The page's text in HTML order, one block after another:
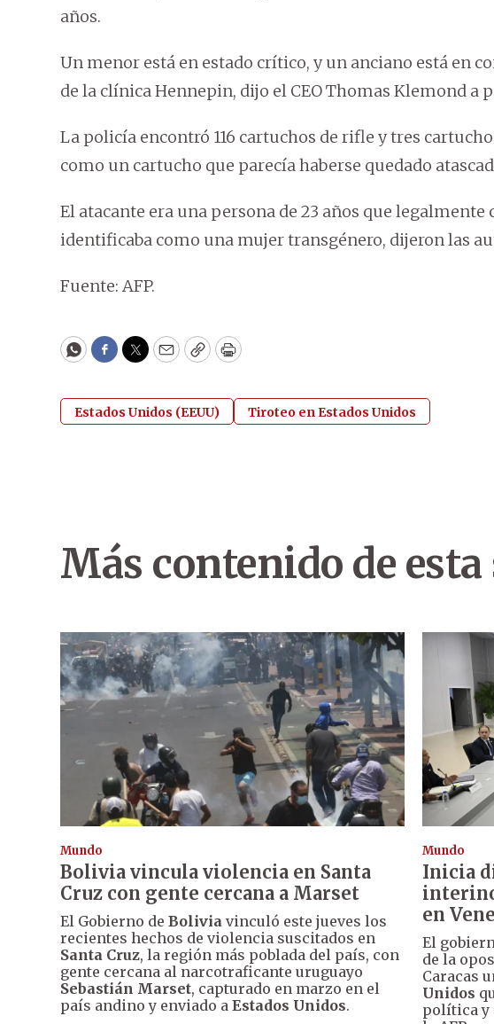
años.
Un menor está en estado crítico, y un anciano está en
de la clínica Hennepin, dijo el CEO Thomas Klemond a
La policía encontró 116 cartuchos de rifle y tres
como un cartucho que parecía haberse quedado
El atacante era una persona de 23 años que
identificaba como una mujer transgénero, dijeron las
Fuente: AFP.
WhatsApp
Facebook
Twitter
EmailCopyPrint
Estados Unidos (EEUU) Tiroteo en Estados Unidos
Más contenido de
Mundo
Bolivia vincula violencia en Santa
Cruz con gente cercana a Marset
El Gobierno de Bolivia vinculó este jueves los
recientes hechos de violencia suscitados en
Santa Cruz, la región más poblada del país, con
gente cercana al narcotraficante uruguayo
Sebastián Marset, capturado en marzo en el
país andino y enviado a Estados Unidos.
Mundo
Inicia
en
El
de la
Caracas
Unidos
política y